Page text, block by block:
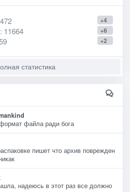
+4
+6
: 11664
+2
статистика
файла ради бога
пишет что архив поврежден
надеюсь в этот раз все должно